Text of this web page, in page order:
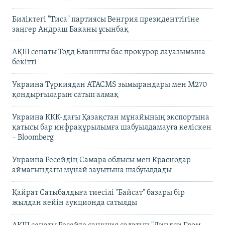
Биліктегі "Тиса" партиясы Венгрия президенттігіне
заңгер Андраш Баканы ұсынбақ
АҚШ сенаты Тодд Бланшты бас прокурор лауазымына
бекітті
Украина Түркиядан ATACMS зымырандары мен M270
қондырғыларын сатып алмақ
Украина КҚК-дағы Қазақстан мұнайының экспортына
қатысы бар инфрақұрылымға шабуылдамауға келіскен
– Bloomberg
Украина Ресейдің Самара облысы мен Краснодар
аймағындағы мұнай зауытына шабуылдады
Қайрат Сатыбалдыға тиесілі "Байсат" базары бір
жылдан кейін аукционда сатылды